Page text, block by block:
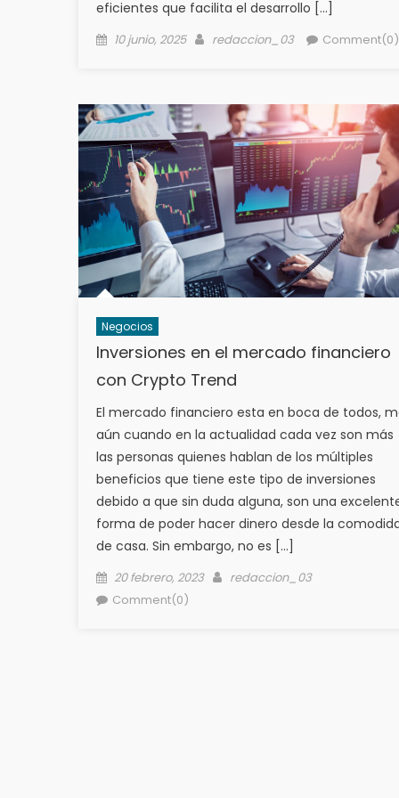
eficientes que facilita el desarrollo […]
Posted
10 junio, 2025 Author
redaccion_03 Comment(0)
Negocios
Inversiones en el mercado financiero
con Crypto Trend
El mercado financiero esta en boca de todos,
aún cuando en la actualidad cada vez son más
las personas quienes hablan de los múltiples
beneficios que tiene este tipo de inversiones
debido a que sin duda alguna, son una
forma de poder hacer dinero desde la
de casa. Sin embargo, no es […]
Posted
on
20 febrero, 2023 Author
redaccion_03
Comment(0)